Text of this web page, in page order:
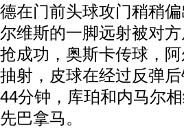
德在门前头球攻门稍稍
尔维斯的一脚远射被对
抢成功，奥斯卡传球，
抽射，皮球在经过反弹
44分钟，库珀和内马尔
先巴拿马。